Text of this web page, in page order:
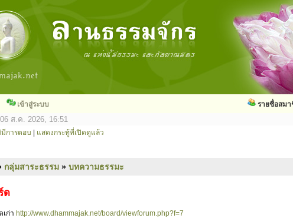
เข้าสู่ระบบ รายชื่อสมา
ส.ค. 2026, 16:51
การตอบ แสดงกระทู้ที่เปิดดูแล้ว
กลุ่มสาระธรรม » บทความธรรมะ
ด
เก่า http://www.dhammajak.net/board/viewforum.php?f=7